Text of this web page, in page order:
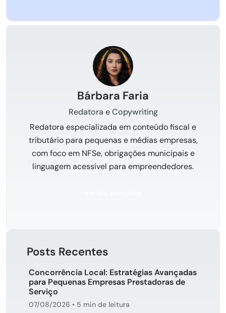
Bárbara Faria
Redatora e Copywriting
Redatora especializada em conteúdo fiscal e
tributário para pequenas e médias empresas,
com foco em NFSe, obrigações municipais e
linguagem acessível para empreendedores.
Posts Recentes
Concorrência Local: Estratégias Avançadas
para Pequenas Empresas Prestadoras de
Serviço
07/08/2026 • 5 min de leitura